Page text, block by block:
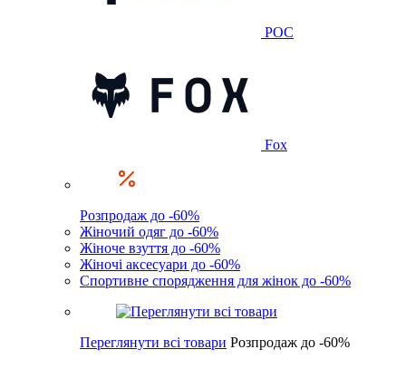
POC
Fox
Розпродаж до -60%
Жіночий одяг до -60%
Жіноче взуття до -60%
Жіночі аксесуари до -60%
Спортивне спорядження для жінок до -60%
Переглянути всі товари Розпродаж до -60%